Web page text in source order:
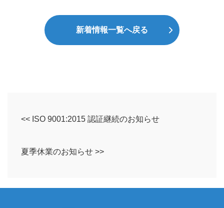
新着情報一覧へ戻る
<< ISO 9001:2015 認証継続のお知らせ
夏季休業のお知らせ >>